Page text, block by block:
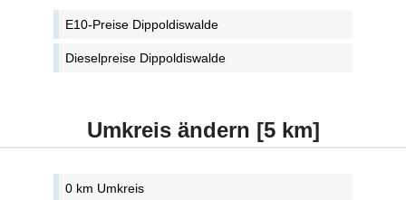
E10-Preise Dippoldiswalde
Dieselpreise Dippoldiswalde
Umkreis ändern [5 km]
0 km Umkreis